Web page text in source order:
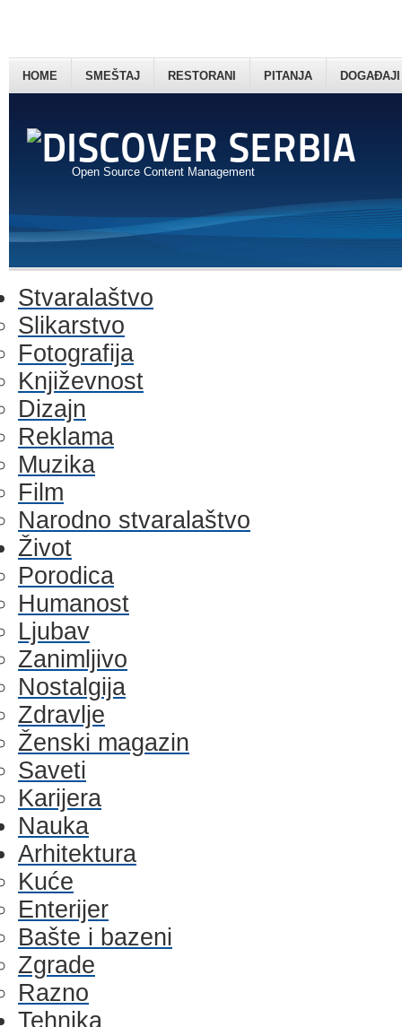
Open Source Content Management
HOME SMEŠTAJ RESTORANI PITANJA DOGAĐAJI
Stvaralaštvo
Slikarstvo
Fotografija
Književnost
Dizajn
Reklama
Muzika
Film
Narodno stvaralaštvo
Život
Porodica
Humanost
Ljubav
Zanimljivo
Nostalgija
Zdravlje
Ženski magazin
Saveti
Karijera
Nauka
Arhitektura
Kuće
Enterijer
Bašte i bazeni
Zgrade
Razno
Tehnika